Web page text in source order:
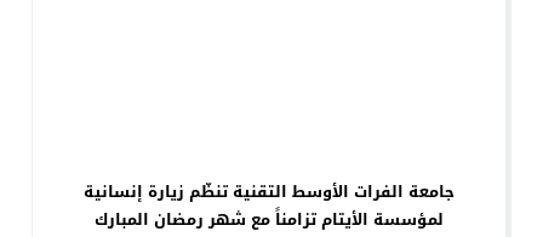
جامعة الفرات الأوسط التقنية تنظّم زيارة إنسانية
لمؤسسة الأيتام تزامناً مع شهر رمضان المبارك